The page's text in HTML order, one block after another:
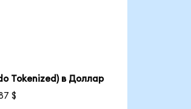
Tokenized) в Доллар
$